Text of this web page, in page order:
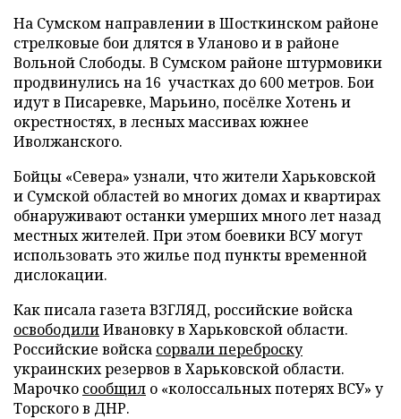
На Сумском направлении в Шосткинском районе
стрелковые бои длятся в Уланово и в районе
Вольной Слободы. В Сумском районе штурмовики
продвинулись на 16 участках до 600 метров. Бои
идут в Писаревке, Марьино, посёлке Хотень и
окрестностях, в лесных массивах южнее
Иволжанского.
Бойцы «Севера» узнали, что жители Харьковской
и Сумской областей во многих домах и квартирах
обнаруживают останки умерших много лет назад
местных жителей. При этом боевики ВСУ могут
использовать это жилье под пункты временной
дислокации.
Как писала газета ВЗГЛЯД, российские войска
освободилиИвановку в Харьковской области.
Российские войска сорвали переброску
украинских резервов в Харьковской области.
Марочко сообщил о «колоссальных потерях ВСУ» у
Торского в ДНР.